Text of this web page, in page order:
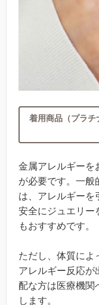
着用商品（プラチ
金属アレルギーを
が必要です。一般
は、アレルギーを
安全にジュエリー
もおすすめです。
ただし、体質によ
アレルギー反応が
配な方は医療機関
します。